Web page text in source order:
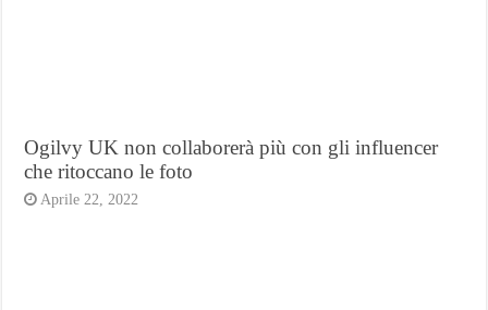
Ogilvy UK non collaborerà più con gli influencer
che ritoccano le foto
Aprile 22, 2022